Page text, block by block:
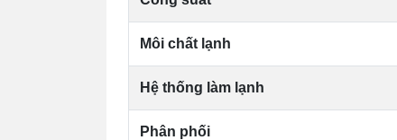
Môi chất lạnh
Hệ thống làm lạnh
Phân phối